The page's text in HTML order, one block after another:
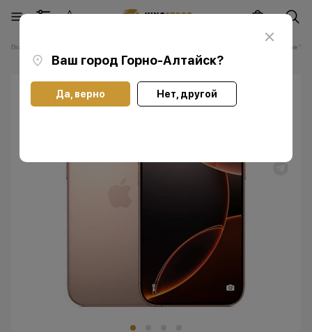
Ваш город Горно-Алтайск?
Да, верно Нет, другой
Главная Смартфоны Apple iPhone 16